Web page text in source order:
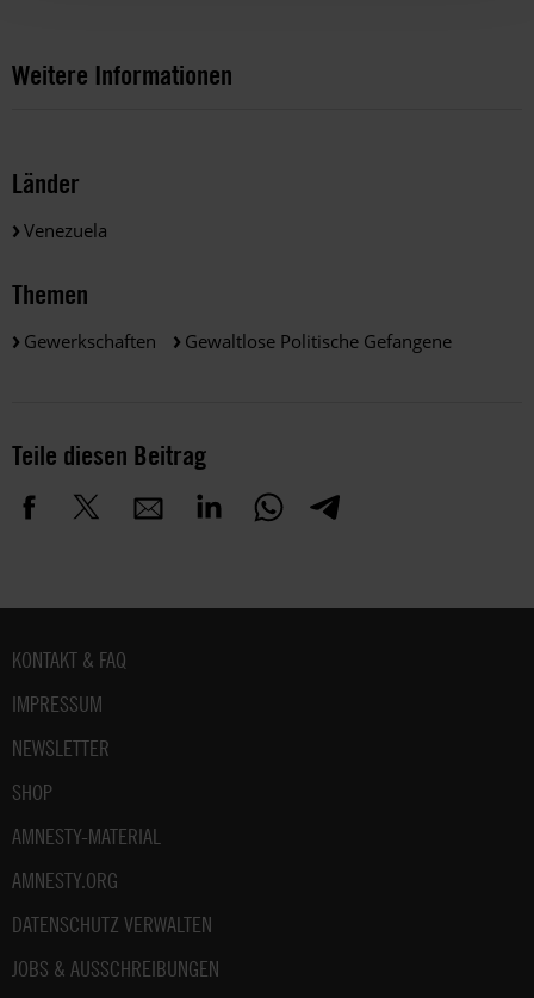
Weitere Informationen
Länder
Venezuela
Themen
Gewerkschaften Gewaltlose Politische Gefangene
Teile diesen Beitrag
Fußbereich
KONTAKT & FAQ
IMPRESSUM
NEWSLETTER
SHOP
AMNESTY-MATERIAL
AMNESTY.ORG
DATENSCHUTZ VERWALTEN
JOBS & AUSSCHREIBUNGEN